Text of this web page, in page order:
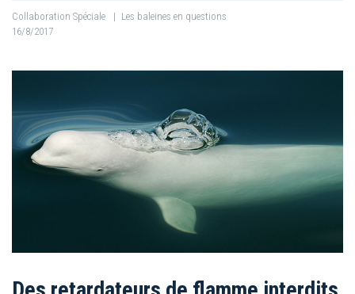
Collaboration Spéciale | Les baleines en questions
16/8/2017